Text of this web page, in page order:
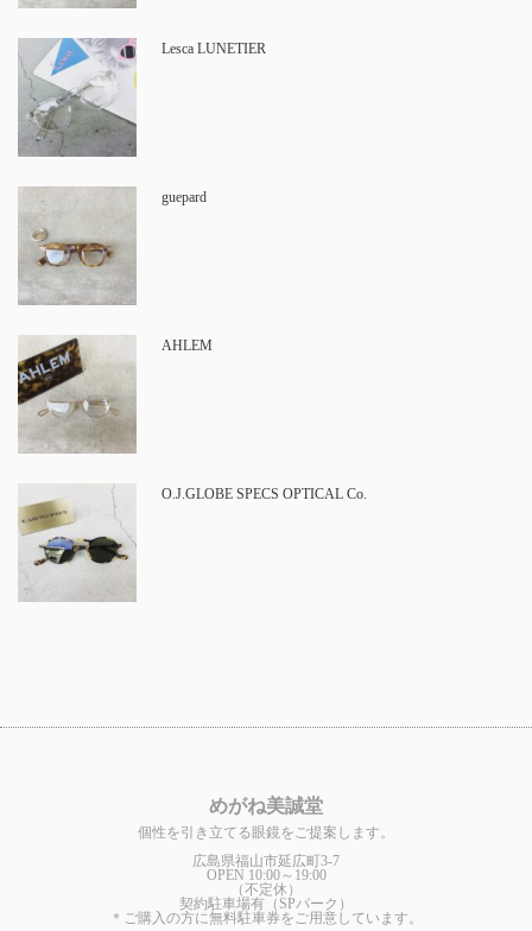
Lesca LUNETIER
guepard
AHLEM
O.J.GLOBE SPECS OPTICAL Co.
めがね美誠堂
個性を引き立てる眼鏡をご提案します。
広島県福山市延広町3-7
OPEN 10:00～19:00
（不定休）
契約駐車場有（SPパーク）
＊ご購入の方に無料駐車券をご用意しています。